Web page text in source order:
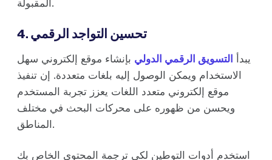
المقبولة.
4. تحسين التواجد الرقمي
يبدأ التسويق الرقمي الدولي بإنشاء موقع إلكتروني سهل
الاستخدام ويمكن الوصول إليه بلغات متعددة. إن تنفيذ
موقع إلكتروني متعدد اللغات يعزز تجربة المستخدم
ويحسن من ظهوره على محركات البحث في مختلف
المناطق.
استخدم أدوات التوطين لكي ترجمة المحتوى الخاص بك